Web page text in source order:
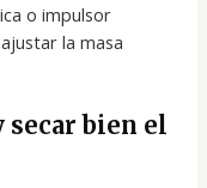
o impulsor
la masa
secar bien el